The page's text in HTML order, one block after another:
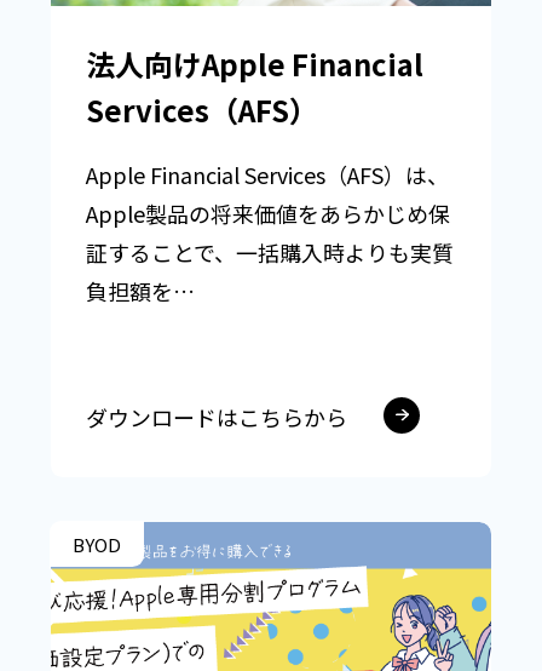
法人向けApple Financial
Services（AFS）
Apple Financial Services（AFS）は、
Apple製品の将来価値をあらかじめ保
証することで、一括購入時よりも実質
負担額を…
ダウンロードはこちらから
BYOD